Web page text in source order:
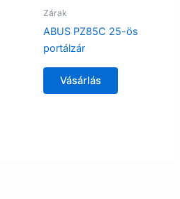
Zárak
ABUS PZ85C 25-ös
portálzár
Vásárlás